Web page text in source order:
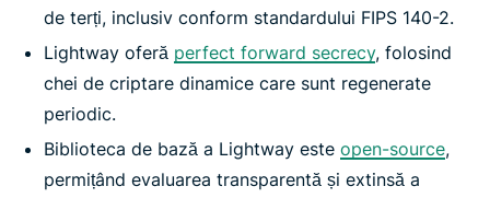
de terți, inclusiv conform standardului FIPS 140-2.
Lightway oferă perfect forward secrecy, folosind
chei de criptare dinamice care sunt regenerate
periodic.
Biblioteca de bază a Lightway este open-source,
permițând evaluarea transparentă și extinsă a